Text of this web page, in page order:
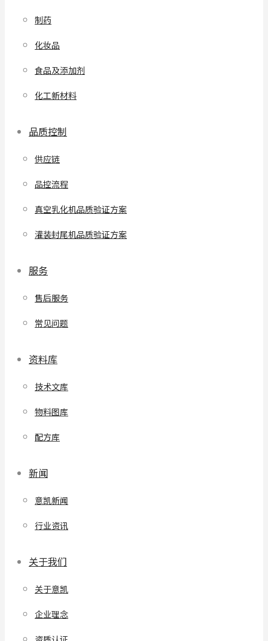
制药
化妆品
食品及添加剂
化工新材料
品质控制
供应链
品控流程
真空乳化机品质验证方案
灌装封尾机品质验证方案
服务
售后服务
常见问题
资料库
技术文库
物料图库
配方库
新闻
意凯新闻
行业资讯
关于我们
关于意凯
企业理念